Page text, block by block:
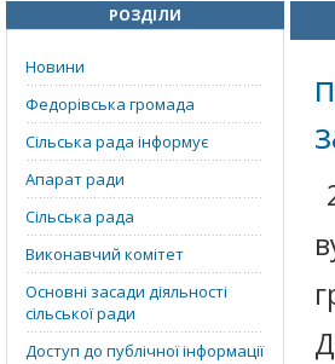
РОЗДІЛИ
Новини
Федорівська громада
Сільська рада інформує
Апарат ради
Сільська рада
Виконавчий комітет
Основні засади діяльності
сільської ради
Доступ до публічної інформації